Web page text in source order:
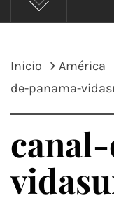
Inicio América
de-panama-